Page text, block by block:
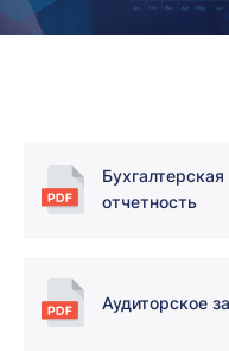
отчетность
Аудиторское